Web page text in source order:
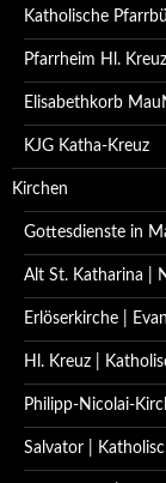
Katholische
Pfarrheim Hl. Kreuz
Elisabethkorb
KJG Katha-Kreuz
Kirchen
Gottesdienste in
Alt St. Katharina |
Erlöserkirche |
Hl. Kreuz |
Philipp-Nicolai-
Salvator |